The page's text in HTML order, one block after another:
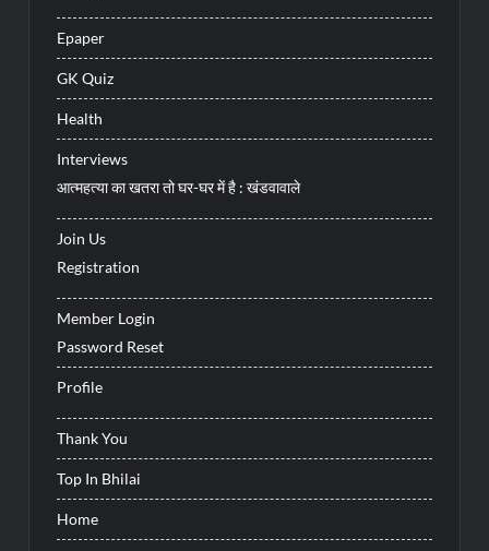
Epaper
GK Quiz
Health
Interviews
आत्महत्या का खतरा तो घर-घर में है : खंडवावाले
Join Us
Registration
Member Login
Password Reset
Profile
Thank You
Top In Bhilai
Home